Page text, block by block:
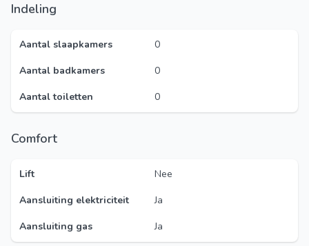
Indeling
Aantal slaapkamers
0
Aantal badkamers
0
Aantal toiletten
0
Comfort
Lift
Nee
Aansluiting elektriciteit
Ja
Aansluiting gas
Ja